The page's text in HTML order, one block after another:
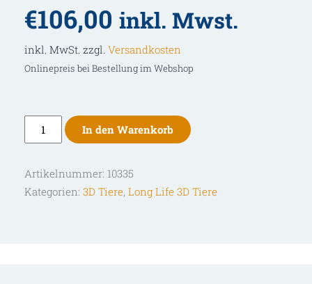
€106,00 inkl. Mwst.
inkl. MwSt. zzgl. Versandkosten
Onlinepreis bei Bestellung im Webshop
Longlife
3D-
Fasanenhenne
Menge
In den Warenkorb
Artikelnummer: 10335
Kategorien: 3D Tiere, Long Life 3D Tiere